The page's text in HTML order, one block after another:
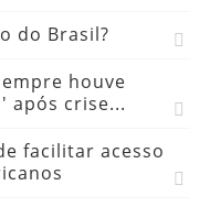
do Brasil?
houve
após crise...
facilitar acesso